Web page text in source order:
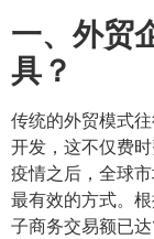
一、外贸
具？
传统的外贸模式
开发，这不仅费
疫情之后，全球
最有效的方式。
子商务交易额已达